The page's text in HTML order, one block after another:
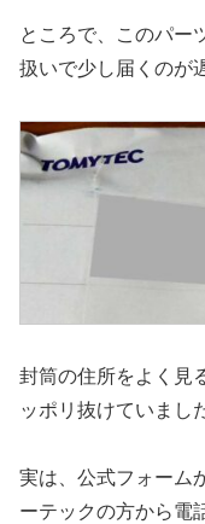
ところで、このパー
扱いで少し届くのが
封筒の住所をよく見
ッポリ抜けていまし
実は、公式フォーム
ーテックの方から電